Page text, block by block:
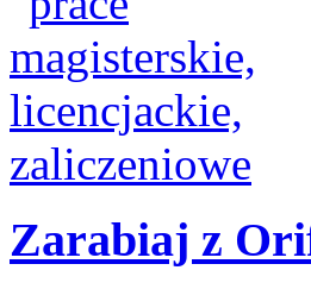
Zarabiaj z